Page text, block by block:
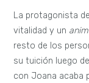
hombre, la mujer
es figurada como
binarias,
intensificado aún
Dichas